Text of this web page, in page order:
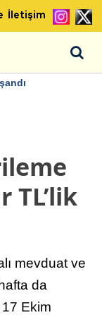
İletişim
TL’lik
mevduat ve
da
Ekim